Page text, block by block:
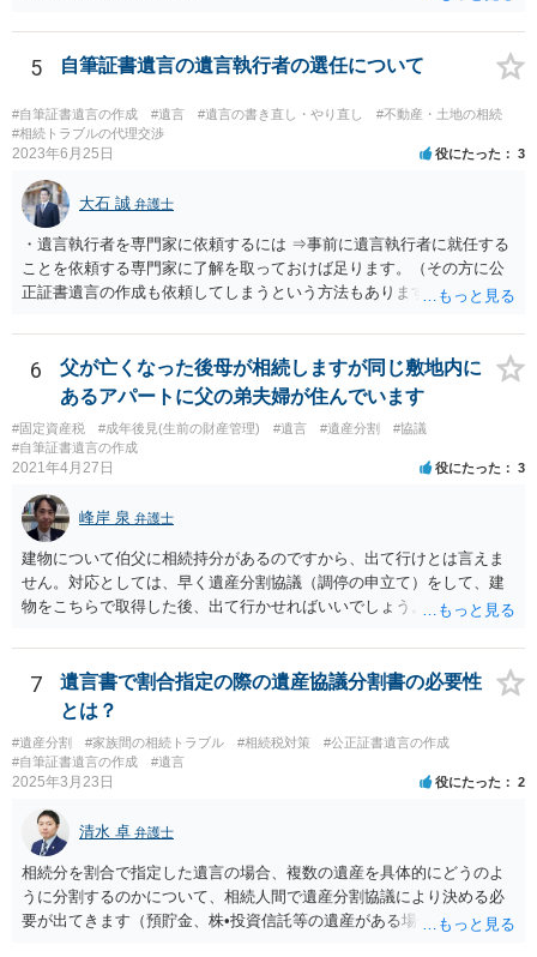
5 自筆証書遺言の遺言執行者の選任について
#自筆証書遺言の作成 #遺言 #遺言の書き直し・やり直し
#不動産・土地の相続
#相続トラブルの代理交渉
2023年6月25日 役にたった 3
大石 誠 弁護士
・遺言執行者を専門家に依頼するには ⇒事前に遺言執行者に就任する
ことを依頼する専門家に了解を取っておけば足ります。（その方に公
正証書遺言の作成も依頼してしまうという方法もあります） 事前に了
ません。 遺言執行者に就任し、遺言執行が完了したときの報酬だけ、
弁護士費用としてかかります。 ・亡くなった際に、法務局に預けた自
筆証書遺言の存在を親族がなかったものにされる可能性 ⇒自筆の遺言
書を法務局に保管した場合、死亡後、法務局に遺言書の有無を照会す
ることになりますので、「法務局に預けた自筆証書遺言の存在を親族
がなかったもの」にすることはできません。 存在をなかったものにす
がありえますが、その予防方法は、遺言者と面談してみないと判断が
難しいです。
6
父が亡くなった後母が相続しますが同じ敷地内に
あるアパートに父の弟夫婦が住んでいます
#固定資産税 #成年後見(生前の財産管理) #遺言 #遺産分割
#協議
#自筆証書遺言の作成
2021年4月27日 役にたった 3
峰岸 泉 弁護士
建物について伯父に相続持分があるのですから、出て行けとは言えま
せん。対応としては、早く遺産分割協議（調停の申立て）をして、建
物をこちらで取得した後、出て行かせればいいでしょう。 建物の固定
っていない部分については請求すればいいと思います。 なお、家賃に
ついては、お父様自身が遺産分割手続をしなかったのですから、あき
らめるしかないと思います。
7
遺言書で割合指定の際の遺産協議分割書の必要性
とは？
#遺産分割 #家族間の相続トラブル #相続税対策
#公正証書遺言の作成
#自筆証書遺言の作成
#遺言
2025年3月23日 役にたった 2
清水 卓 弁護士
相続分を割合で指定した遺言の場合、複数の遺産を具体的にどうのよ
うに分割するのかについて、相続人間で遺産分割協議により決める必
要が出てきます（預貯金、株•投資信託等の遺産がある場合に、どの遺